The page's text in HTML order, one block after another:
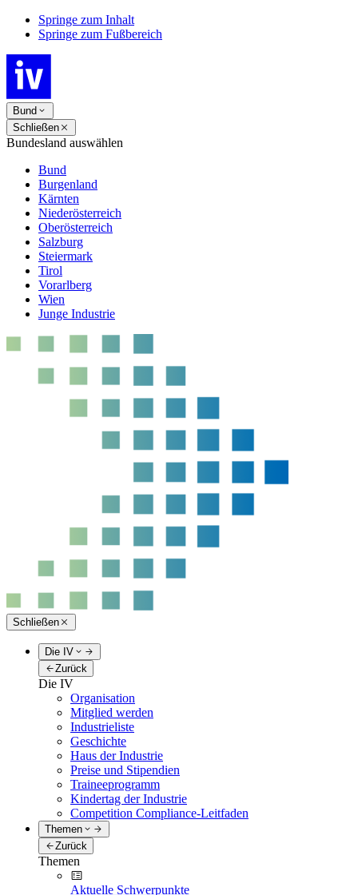
Springe zum Inhalt
Springe zum Fußbereich
Bund
Schließen
Bundesland auswählen
Bund
Burgenland
Kärnten
Niederösterreich
Oberösterreich
Salzburg
Steiermark
Tirol
Vorarlberg
Wien
Junge Industrie
Schließen
Die IV
Zurück
Die IV
Organisation
Mitglied werden
Industrieliste
Geschichte
Haus der Industrie
Preise und Stipendien
Traineeprogramm
Kindertag der Industrie
Competition Compliance-Leitfaden
Themen
Zurück
Themen
Aktuelle Schwerpunkte